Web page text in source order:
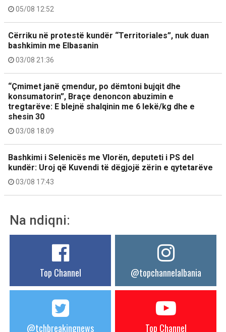
05/08 12:52
Cërriku në protestë kundër “Territoriales”, nuk duan
bashkimin me Elbasanin
03/08 21:36
“Çmimet janë çmendur, po dëmtoni bujqit dhe
konsumatorin”, Braçe denoncon abuzimin e
tregtarëve: E blejnë shalqinin me 6 lekë/kg dhe e
shesin 30
03/08 18:09
Bashkimi i Selenicës me Vlorën, deputeti i PS del
kundër: Uroj që Kuvendi të dëgjojë zërin e qytetarëve
03/08 17:43
Na ndiqni:
Top Channel @topchannelalbania
@tchbreakingnews Top Channel